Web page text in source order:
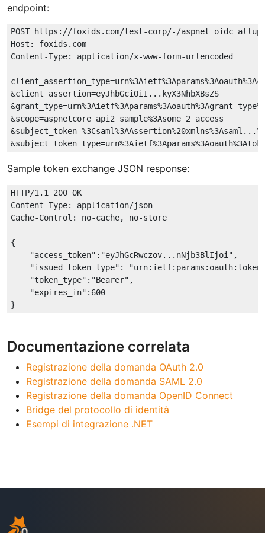
endpoint:
POST https://foxids.com/test-corp/-/
Host: foxids.com
Content-Type: application/x-www-form-urlencoded
&client_assertion=eyJhbGciOiI...kyX3NhbXBsZS
&grant_type=urn%3Aietf%3Aparams%3Aoauth%3Agrant-
&scope=aspnetcore_api2_sample%3Asome_2_access
Sample token exchange JSON response:
HTTP/1.1 200 OK
Content-Type: application/json
Cache-Control: no-cache, no-store
{
    "access_token":"eyJhGcRwczov...nNjb3BlIjoi",
"issued_token_type":
    "token_type":"Bearer",
    "expires_in":600
Documentazione correlata
Registrazione della domanda OAuth 2.0
Registrazione della domanda SAML 2.0
Registrazione della domanda OpenID Connect
Bridge del protocollo di identità
Esempi di integrazione .NET